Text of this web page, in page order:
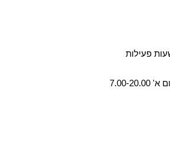
פעילות
20.00